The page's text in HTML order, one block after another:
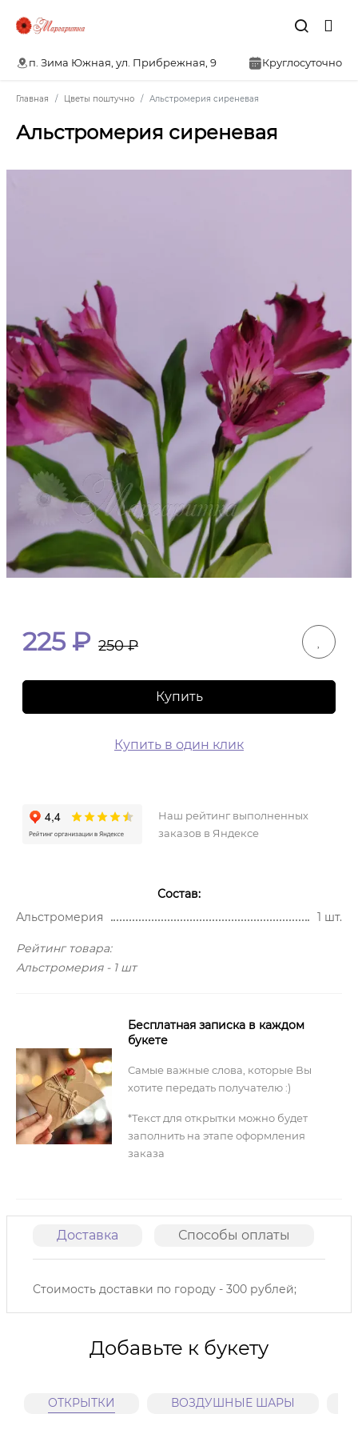
п. Зима Южная, ул. Прибрежная, 9 Круглосуточно
Главная Цветы поштучно Альстромерия сиреневая
Альстромерия сиреневая
225 ₽ 250₽
Купить
Купить в один клик
Наш рейтинг выполненных
заказов в Яндексе
Состав:
Альстромерия
1 шт.
Рейтинг товара:
Альстромерия - 1 шт
Бесплатная записка в каждом
букете
Самые важные слова, которые Вы
хотите передать получателю :)
*Текст для открытки можно будет
заполнить на этапе оформления
заказа
Доставка Способы оплаты
Стоимость доставки по городу - 300 рублей;
Добавьте к букету
ОТКРЫТКИ ВОЗДУШНЫЕ ШАРЫ